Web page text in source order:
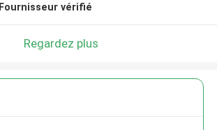
Fournisseur vérifié
Regardez plus